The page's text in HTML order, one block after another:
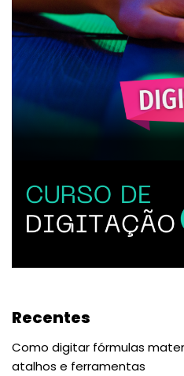
Recentes
Como digitar fórmulas
atalhos e ferramentas